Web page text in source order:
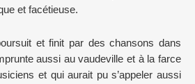
et facétieuse.
et finit par des chansons dans
aussi au vaudeville et à la farce
et qui aurait pu s’appeler aussi